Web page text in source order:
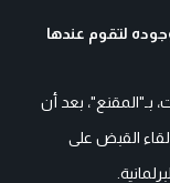
لتقوم عندها
بـ"المقنع"، بعد أن
القبض على